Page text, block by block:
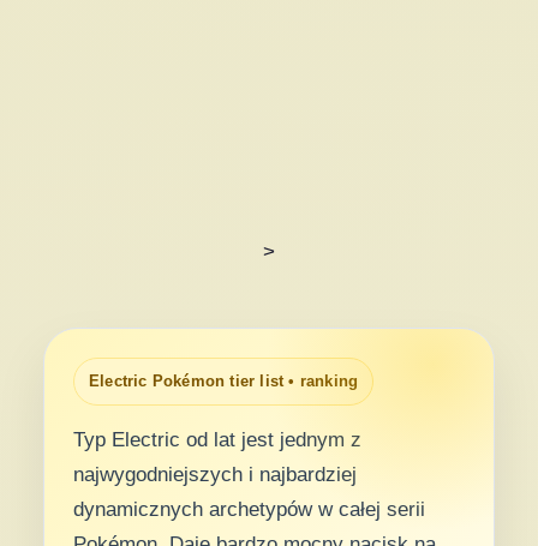
>
Electric Pokémon tier list • ranking
Typ Electric od lat jest jednym z
najwygodniejszych i najbardziej
dynamicznych archetypów w całej serii